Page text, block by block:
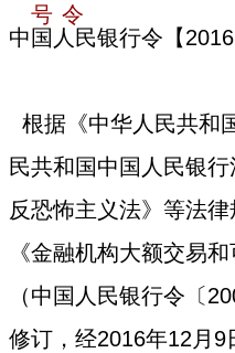
号令
中国人民银行令【
根据《中华人民共和
民共和国中国人民银
反恐怖主义法》等法
《金融机构大额交易
（中国人民银行令〔
修订，经2016年12月9